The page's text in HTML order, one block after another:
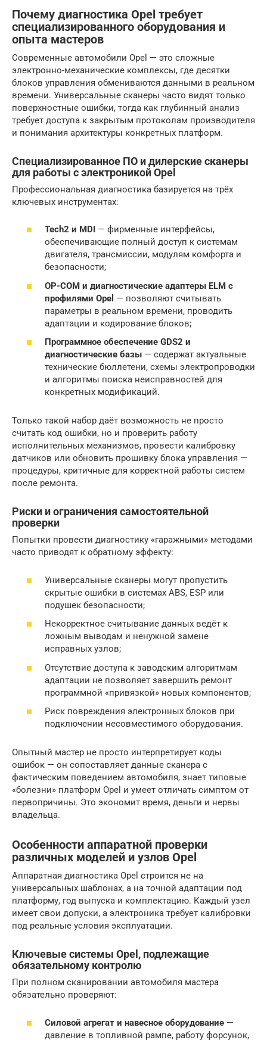
Почему диагностика Opel требует
специализированного оборудования и
опыта мастеров
Современные автомобили Opel — это сложные
электронно-механические комплексы, где десятки
блоков управления обмениваются данными в реальном
времени. Универсальные сканеры часто видят только
поверхностные ошибки, тогда как глубинный анализ
требует доступа к закрытым протоколам производителя
и понимания архитектуры конкретных платформ.
Специализированное ПО и дилерские сканеры
для работы с электроникой Opel
Профессиональная диагностика базируется на трёх
ключевых инструментах:
Tech2 и MDI — фирменные интерфейсы,
обеспечивающие полный доступ к системам
двигателя, трансмиссии, модулям комфорта и
безопасности;
OP-COM и диагностические адаптеры ELM с
профилями Opel — позволяют считывать
параметры в реальном времени, проводить
адаптации и кодирование блоков;
Программное обеспечение GDS2 и
диагностические базы — содержат актуальные
технические бюллетени, схемы электропроводки
и алгоритмы поиска неисправностей для
конкретных модификаций.
Только такой набор даёт возможность не просто
считать код ошибки, но и проверить работу
исполнительных механизмов, провести калибровку
датчиков или обновить прошивку блока управления —
процедуры, критичные для корректной работы систем
после ремонта.
Риски и ограничения самостоятельной
проверки
Попытки провести диагностику «гаражными» методами
часто приводят к обратному эффекту:
Универсальные сканеры могут пропустить
скрытые ошибки в системах ABS, ESP или
подушек безопасности;
Некорректное считывание данных ведёт к
ложным выводам и ненужной замене
исправных узлов;
Отсутствие доступа к заводским алгоритмам
адаптации не позволяет завершить ремонт
программной «привязкой» новых компонентов;
Риск повреждения электронных блоков при
подключении несовместимого оборудования.
Опытный мастер не просто интерпретирует коды
ошибок — он сопоставляет данные сканера с
фактическим поведением автомобиля, знает типовые
«болезни» платформ Opel и умеет отличать симптом от
первопричины. Это экономит время, деньги и нервы
владельца.
Особенности аппаратной проверки
различных моделей и узлов Opel
Аппаратная диагностика Opel строится не на
универсальных шаблонах, а на точной адаптации под
платформу, год выпуска и комплектацию. Каждый узел
имеет свои допуски, а электроника требует калибровки
под реальные условия эксплуатации.
Ключевые системы Opel, подлежащие
обязательному контролю
При полном сканировании автомобиля мастера
обязательно проверяют:
Силовой агрегат и навесное оборудование —
давление в топливной рампе, работу форсунок,